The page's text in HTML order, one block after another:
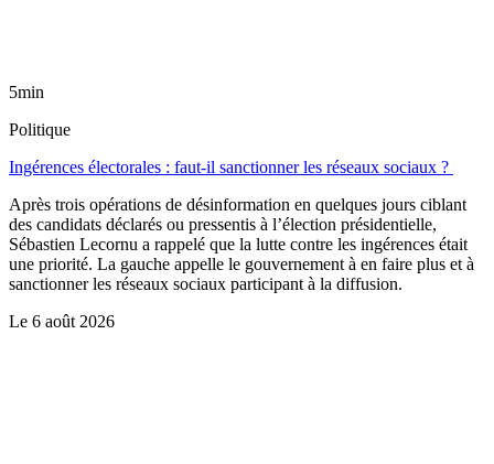
5min
Politique
Ingérences électorales : faut-il sanctionner les réseaux sociaux ?
Après trois opérations de désinformation en quelques jours ciblant
des candidats déclarés ou pressentis à l’élection présidentielle,
Sébastien Lecornu a rappelé que la lutte contre les ingérences était
une priorité. La gauche appelle le gouvernement à en faire plus et à
sanctionner les réseaux sociaux participant à la diffusion.
Le 6 août 2026